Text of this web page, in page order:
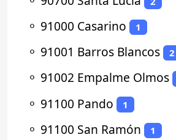
⚬ 91000 Casarino 1
⚬ 91001 Barros Blancos 2
⚬ 91002 Empalme Olmos
⚬ 91100 Pando 1
⚬ 91100 San Ramón 1